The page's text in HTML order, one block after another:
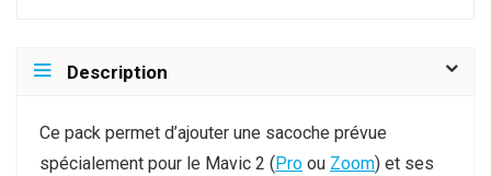
Description
Ce pack permet d’ajouter une sacoche prévue
spécialement pour le Mavic 2 (Pro ou Zoom) et ses